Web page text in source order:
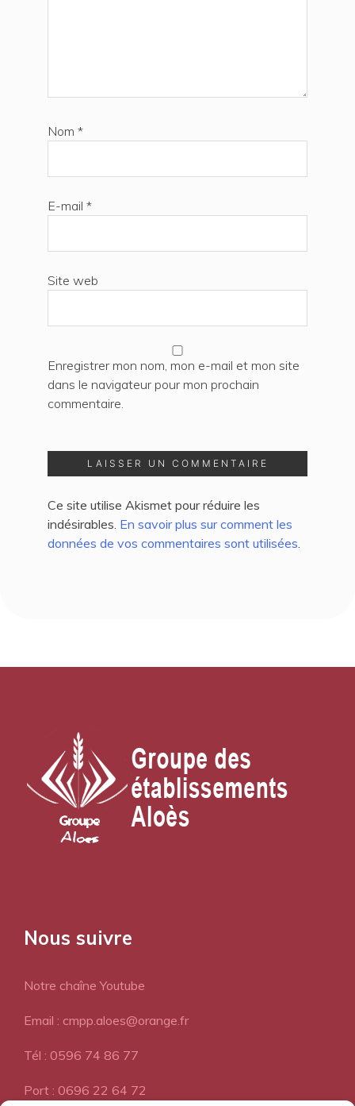
Nom *
E-mail *
Site web
Enregistrer mon nom, mon e-mail et mon site
dans le navigateur pour mon prochain
commentaire.
Ce site utilise Akismet pour réduire les
indésirables. En savoir plus sur comment les
données de vos commentaires sont utilisées
Nous suivre
Notre chaîne Youtube
Email : cmpp.aloes@orange.fr
Tél : 0596 74 86 77
Port : 0696 22 64 72